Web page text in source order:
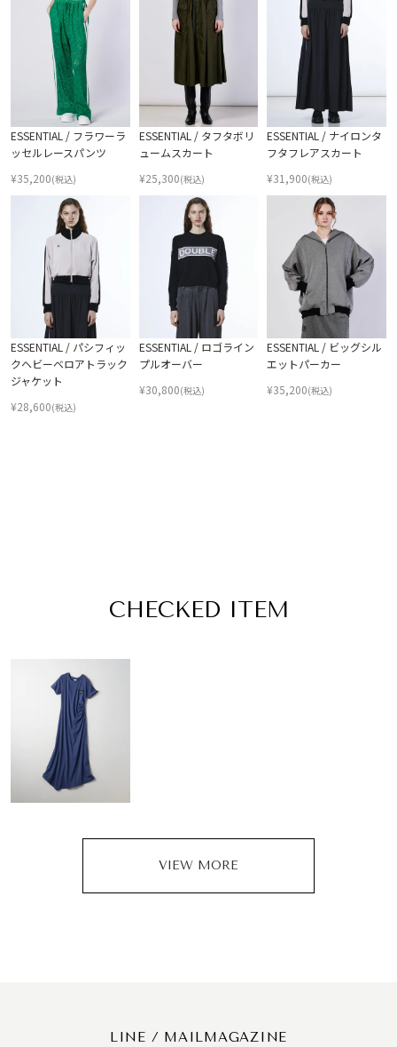
ESSENTIAL / フラワーラ
ッセルレースパンツ
¥35,200(税込)
ESSENTIAL / タフタボリ
ュームスカート
¥25,300(税込)
ESSENTIAL / ナイロンタ
フタフレアスカート
¥31,900(税込)
ESSENTIAL / パシフィッ
クヘビーベロアトラック
ジャケット
¥28,600(税込)
ESSENTIAL / ロゴライン
プルオーバー
¥30,800(税込)
ESSENTIAL / ビッグシル
エットパーカー
¥35,200(税込)
CHECKED ITEM
VIEW MORE
LINE / MAILMAGAZINE